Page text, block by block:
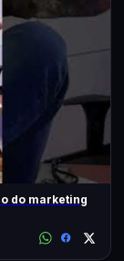
do marketing